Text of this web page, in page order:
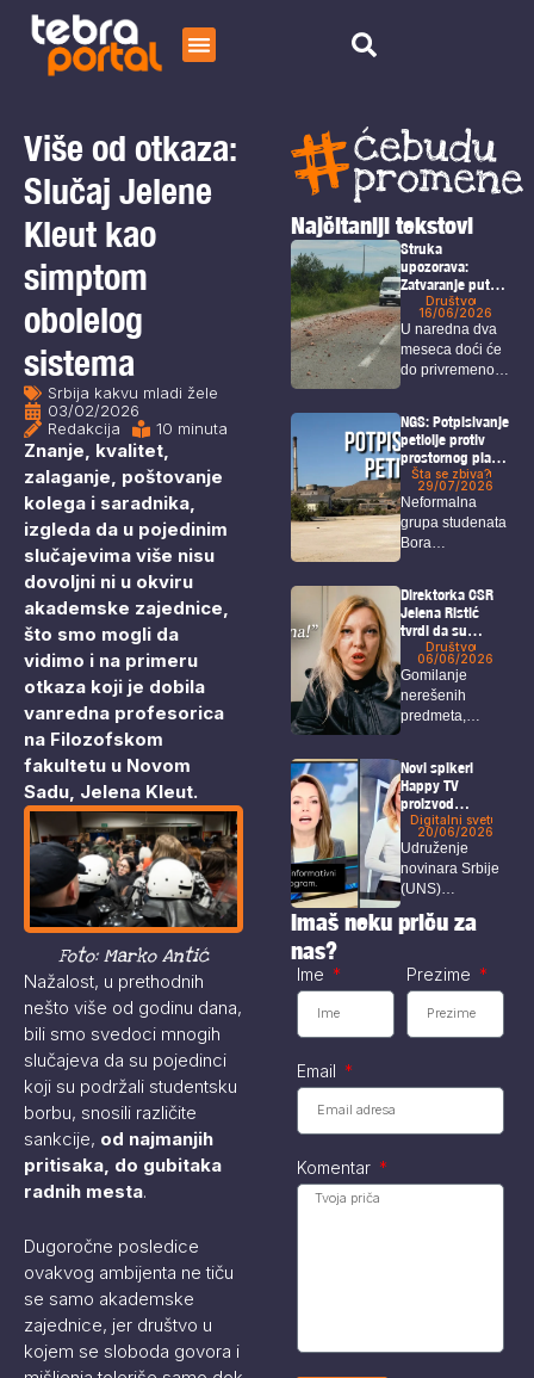
O nama
Više od otkaza:
Slučaj Jelene
Kleut kao
simptom
obolelog
sistema
Srbija kakvu mladi žele
03/02/2026
Redakcija
10 minuta
Znanje, kvalitet,
zalaganje, poštovanje
kolega i saradnika,
izgleda da u pojedinim
slučajevima više nisu
dovoljni ni u okviru
akademske zajednice,
što smo mogli da
vidimo i na primeru
otkaza koji je dobila
vanredna profesorica
na Filozofskom
fakultetu u Novom
Sadu, Jelena Kleut.
Foto: Marko Antić
Nažalost, u prethodnih
nešto više od godinu dana,
bili smo svedoci mnogih
slučajeva da su pojedinci
koji su podržali studentsku
borbu, snosili različite
sankcije, od najmanjih
pritisaka, do gubitaka
radnih mesta.
Dugoročne posledice
ovakvog ambijenta ne tiču
se samo akademske
zajednice, jer društvo u
kojem se sloboda govora i
Najčitaniji tekstovi
Struka
upozorava:
Zatvaranje puta
Bor – Selište
doneće gužve,
duža putovanja i
dodatno
opterećenje
Društvo
16/06/2026
U naredna dva
meseca doći će
do privremenog
NGS: Potpisivanje
peticije protiv
prostornog plana
i u Boru!
Šta se zbiva?
29/07/2026
Neformalna
grupa studenata
Bora
nazivom...
Direktorka CSR
Jelena Ristić
tvrdi da su
navodi o čekanju
rešenja za isplatu
neistiniti –
Održan protest
ispred CSR
Društvo
06/06/2026
Gomilanje
nerešenih
predmeta,
za porodilje,
onkološke
bolesnike...
Novi spikeri
Happy TV
proizvod
veštačke
inteligencije
Digitalni svet
20/06/2026
Udruženje
novinara Srbije
(UNS)
Happy TV nije
Imaš neku priču za
nas?
Ime Prezime
Email
Komentar